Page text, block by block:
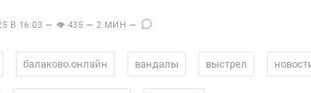
В 16:03 — 👁 435 — 2 МИН —
балаково.онлайн вандалы выстрел